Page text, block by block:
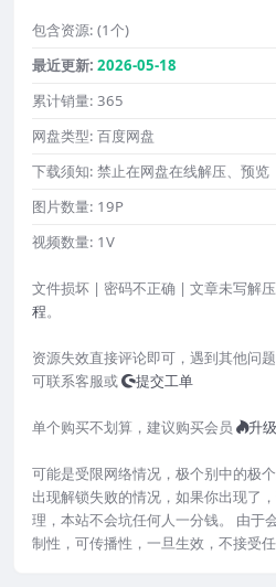
包含资源: (1个)
最近更新: 2026-05-18
累计销量: 365
网盘类型: 百度网盘
下载须知: 禁止在网盘在线解压、预览
图片数量: 19P
视频数量: 1V
文件损坏 | 密码不正确 | 文章未写解
程。
资源失效直接评论即可，遇到其他问
可联系客服或
提交工单
单个购买不划算，建议购买会员 升
可能是受限网络情况，极个别中的极
出现解锁失败的情况，如果你出现了
理，本站不会坑任何人一分钱。 由于
制性，可传播性，一旦生效，不接受任